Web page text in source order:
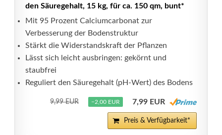
den Säuregehalt, 15 kg, für ca. 150 qm, bunt*
Mit 95 Prozent Calciumcarbonat zur
Verbesserung der Bodenstruktur
Stärkt die Widerstandskraft der Pflanzen
Lässt sich leicht ausbringen: gekörnt und
staubfrei
Reguliert den Säuregehalt (pH-Wert) des Bodens
9,99 EUR −2,00 EUR 7,99 EUR
Preis & Verfügbarkeit*